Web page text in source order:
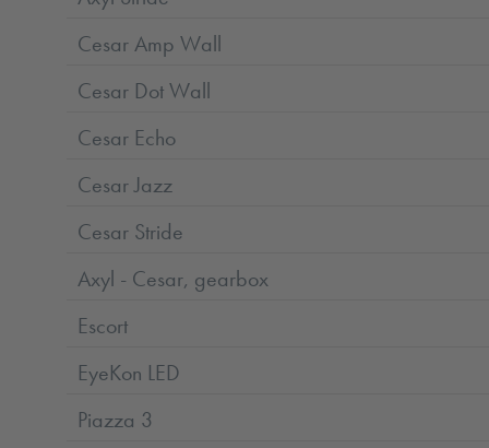
Cesar Amp Wall
Cesar Dot Wall
Cesar Echo
Cesar Jazz
Cesar Stride
Axyl - Cesar, gearbox
Escort
EyeKon LED
Piazza 3